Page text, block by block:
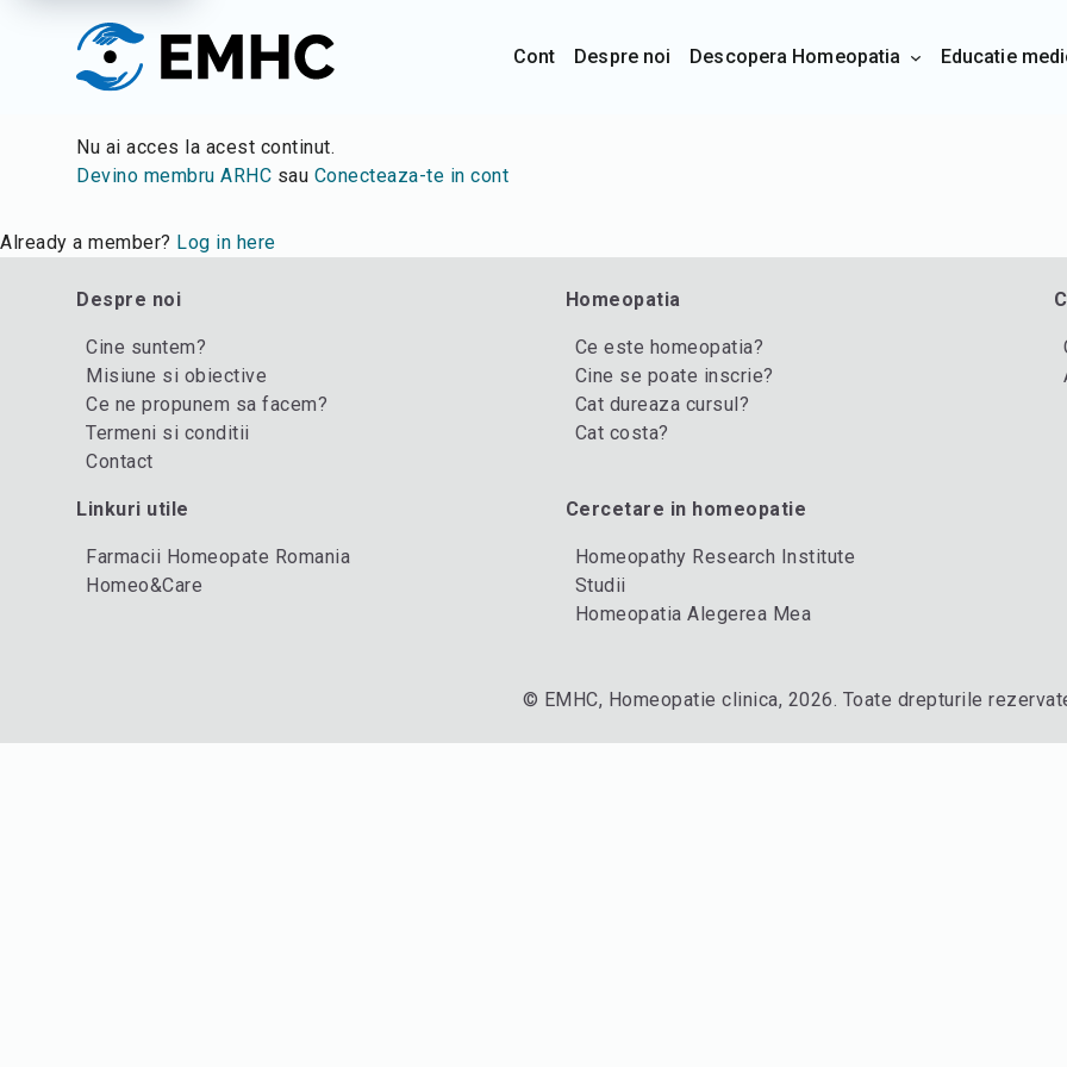
Cont Despre noi Descopera Homeopatia Educatie
Nu ai acces la acest continut.
Devino membru ARHC sau Conecteaza-te in cont
Already a member? Log in here
Despre noi
Cine suntem?
Misiune si obiective
Ce ne propunem sa facem?
Termeni si conditii
Contact
Homeopatia
Ce este homeopatia?
Cine se poate inscrie?
Cat dureaza cursul?
Cat costa?
Linkuri utile
Farmacii Homeopate Romania
Homeo&Care
Cercetare in homeopatie
Homeopathy Research Institute
Studii
Homeopatia Alegerea Mea
© EMHC, Homeopatie clinica, 2026. Toate drepturile